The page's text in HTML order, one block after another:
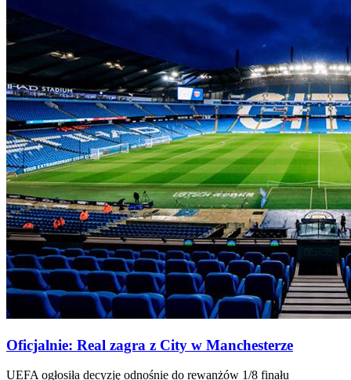
Oficjalnie: Real zagra z City w Manchesterze
UEFA ogłosiła decyzję odnośnie do rewanżów 1/8 finału